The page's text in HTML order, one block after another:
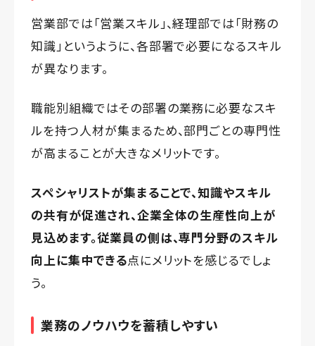
営業部では「営業スキル」、経理部では「財務の
知識」というように、各部署で必要になるスキル
が異なります。
職能別組織ではその部署の業務に必要なスキ
ルを持つ人材が集まるため、部門ごとの専門性
が高まることが大きなメリットです。
スペシャリストが集まることで、知識やスキル
の共有が促進され、企業全体の生産性向上が
見込めます。従業員の側は、専門分野のスキル
向上に集中できる点にメリットを感じるでしょ
う。
業務のノウハウを蓄積しやすい